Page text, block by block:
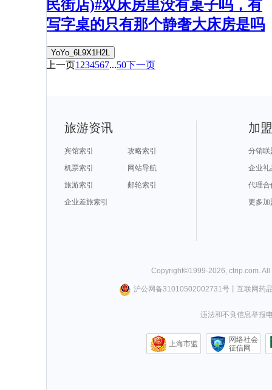
民街店)#双床房里没有桌子吗，有
写字桌的只有那个静奢大床房是吗
YoYo_6L9X1H2L
上一页1 234567...50下一页
旅游资讯
宾馆索引
攻略索引
机票索引
网站导航
旅游索引
邮轮索引
企业差旅索引
加
分销联
企业礼
代理合
更多加
Copyright©1999-2026, ctrip.com.
沪公网备31010502002731号丨 互联网药
违法和不良信息举报
上海市监
网络社会
征信网